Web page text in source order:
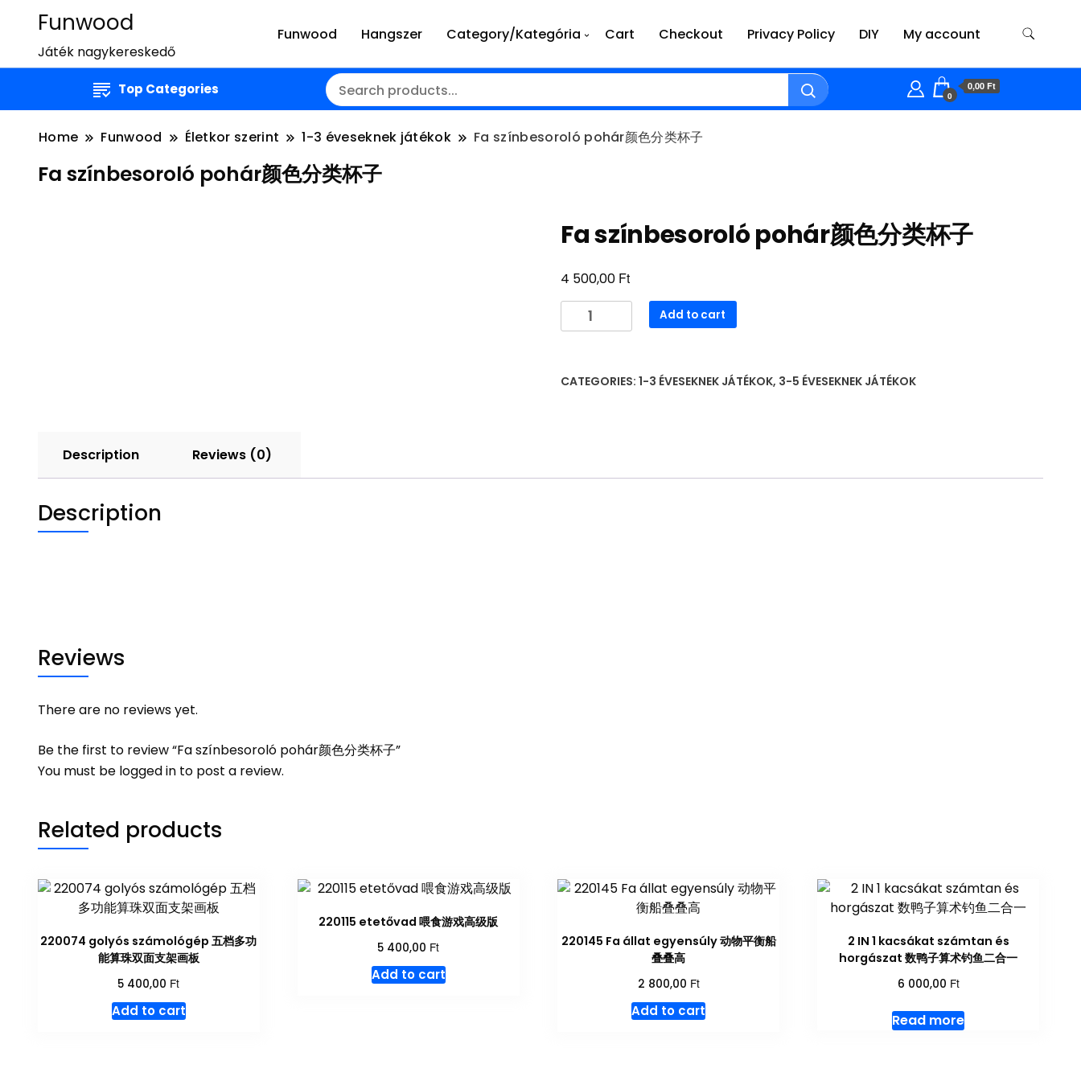
Funwood
Játék nagykereskedő
Funwood Hangszer Category/Kategória Cart Checkout Privacy Policy DIY My account
Top Categories 0
0,00 Ft
Home Funwood Életkor szerint 1-3 éveseknek játékok Fa színbesoroló pohár颜色分类杯子
Fa színbesoroló pohár颜色分类杯子
Fa színbesoroló pohár颜色分类杯子
4 500,00 Ft
színbesoroló
色
quantity
Add to cart
CATEGORIES: 1-3 ÉVESEKNEK JÁTÉKOK, 3-5 ÉVESEKNEK JÁTÉKOK
Description Reviews (0)
Description
Reviews
There are no reviews yet.
Be the first to review “Fa színbesoroló pohár颜色分类杯子”
You must be logged in to post a review.
Related products
220074 golyós számológép 五档多功
能算珠双面支架画板
5 400,00 Ft
Add to cart
220115 etetővad 喂食游戏高级版
5 400,00 Ft
Add to cart
220145 Fa állat egyensúly 动物平衡船
叠叠高
2 800,00 Ft
Add to cart
2 IN 1 kacsákat számtan és
horgászat 数鸭子算术钓鱼二合一
6 000,00 Ft
Read more